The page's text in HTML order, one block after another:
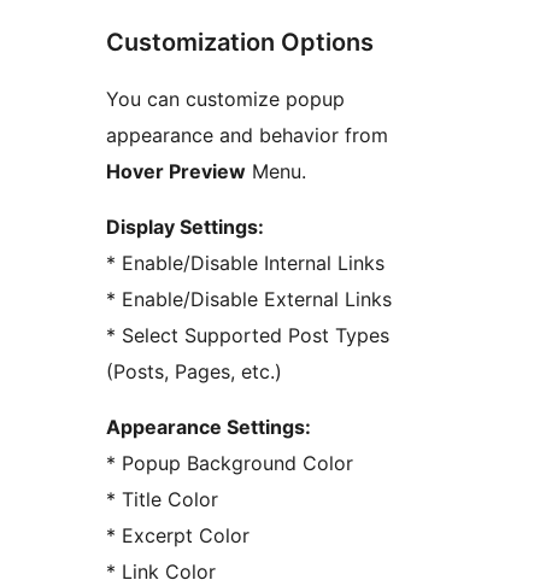
Customization Options
You can customize popup
appearance and behavior from
Hover Preview Menu.
Display Settings:
* Enable/Disable Internal Links
* Enable/Disable External Links
* Select Supported Post Types
(Posts, Pages, etc.)
Appearance Settings:
* Popup Background Color
* Title Color
* Excerpt Color
* Link Color